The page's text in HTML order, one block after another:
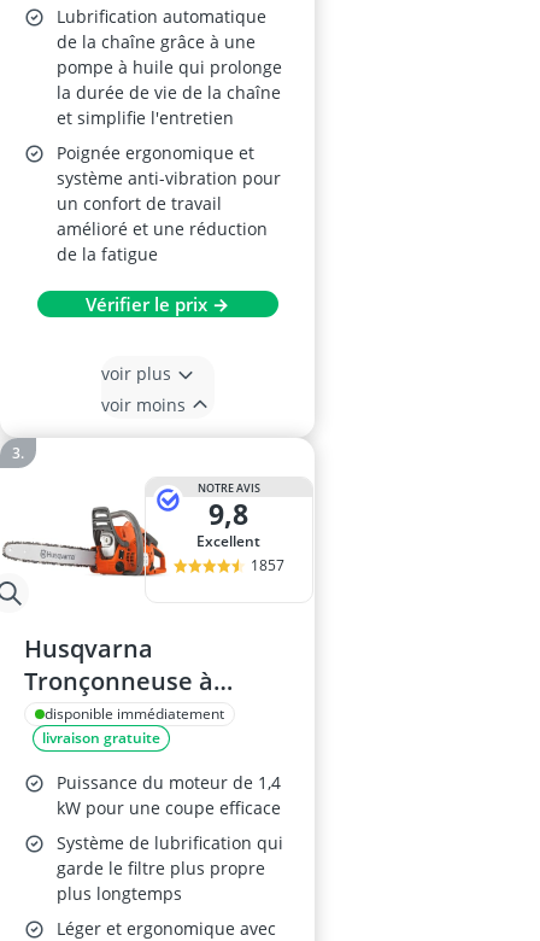
Lubrification automatique
de la chaîne grâce à une
pompe à huile qui prolonge
la durée de vie de la chaîne
et simplifie l'entretien
Poignée ergonomique et
système anti-vibration pour
un confort de travail
amélioré et une réduction
de la fatigue
Vérifier le prix →
voir plus
voir moins
NOTRE AVIS
9,8
Excellent
1857
Husqvarna
Tronçonneuse à
Essence 120 II, 35 cm
disponible immédiatement
livraison gratuite
Puissance du moteur de 1,4
kW pour une coupe efficace
Système de lubrification qui
garde le filtre plus propre
plus longtemps
Léger et ergonomique avec